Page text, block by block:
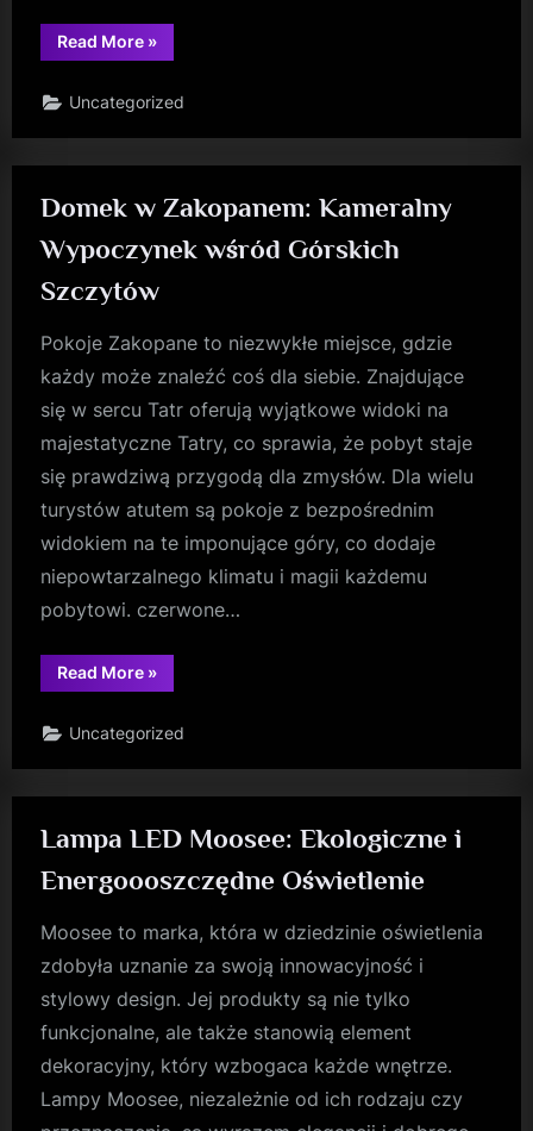
Read More“Termy
Podhalańskie:
w
Zakątku”
»
Uncategorized
Domek w Zakopanem: Kameralny
Wypoczynek wśród Górskich
Szczytów
Pokoje Zakopane to niezwykłe miejsce, gdzie
każdy może znaleźć coś dla siebie. Znajdujące
się w sercu Tatr oferują wyjątkowe widoki na
majestatyczne Tatry, co sprawia, że pobyt staje
się prawdziwą przygodą dla zmysłów. Dla wielu
turystów atutem są pokoje z bezpośrednim
widokiem na te imponujące góry, co dodaje
niepowtarzalnego klimatu i magii każdemu
pobytowi. czerwone…
Read More“Domek
w
Wypoczynek
Górskich
»
Uncategorized
Lampa LED Moosee: Ekologiczne i
Energoooszczędne Oświetlenie
Moosee to marka, która w dziedzinie oświetlenia
zdobyła uznanie za swoją innowacyjność i
stylowy design. Jej produkty są nie tylko
funkcjonalne, ale także stanowią element
dekoracyjny, który wzbogaca każde wnętrze.
Lampy Moosee, niezależnie od ich rodzaju czy